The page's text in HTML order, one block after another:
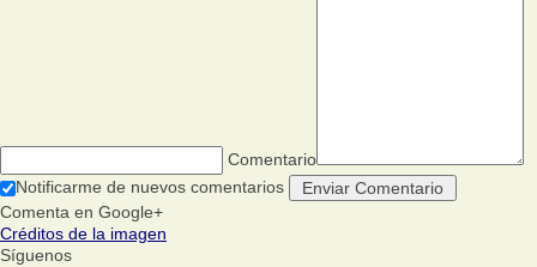
Comentario
Notificarme de nuevos comentarios
Comenta en Google+
Créditos de la imagen
Síguenos